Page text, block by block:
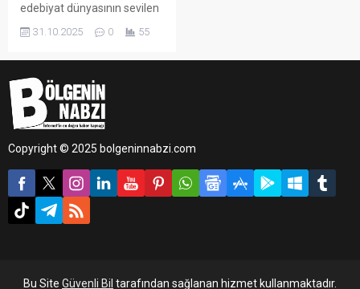
edebiyat dünyasının sevilen
isimlerinden Şermin Yaşar’ı
konuk etti. Ünlü yazar, fuar
imzaladı.
31.10.2025 0 55
Copyright © 2025 bolgeninnabzi.com
Bu Site Güvenli Bil tarafından sağlanan hizmet kullanmaktadır.